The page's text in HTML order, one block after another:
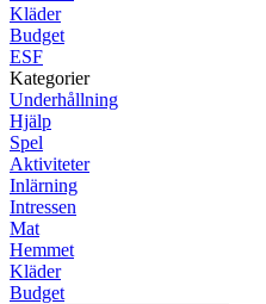
Kläder
Budget
ESF
Kategorier
Underhållning
Hjälp
Spel
Aktiviteter
Inlärning
Intressen
Mat
Hemmet
Kläder
Budget